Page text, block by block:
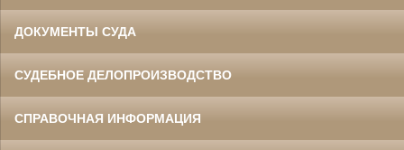
ДОКУМЕНТЫ СУДА
СУДЕБНОЕ ДЕЛОПРОИЗВОДСТВО
СПРАВОЧНАЯ ИНФОРМАЦИЯ